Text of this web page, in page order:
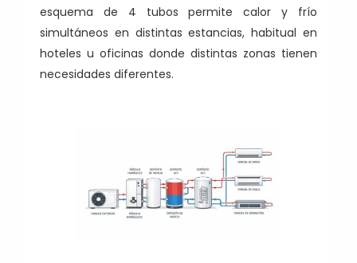
esquema de 4 tubos permite calor y frío
simultáneos en distintas estancias, habitual en
hoteles u oficinas donde distintas zonas tienen
necesidades diferentes.